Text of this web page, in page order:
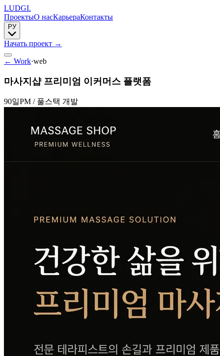
LUDGI.
ПроектыО насКарьераКонтакты
РУ
Начать проект →
← Work·web
마사지샵 프리미엄 이커머스 플랫폼
90일PM / 풀스택 개발